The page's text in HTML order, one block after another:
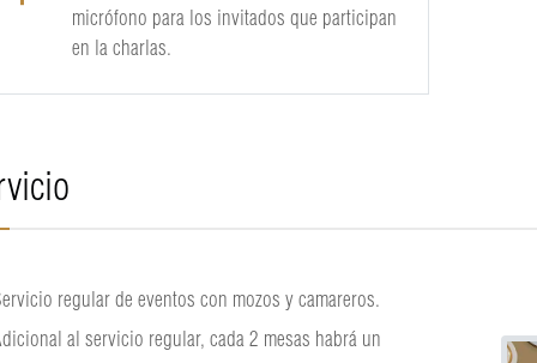
micrófono para los invitados que participan
en la charlas.
regular de eventos con mozos y camareros.
al servicio regular, cada 2 mesas habrá un